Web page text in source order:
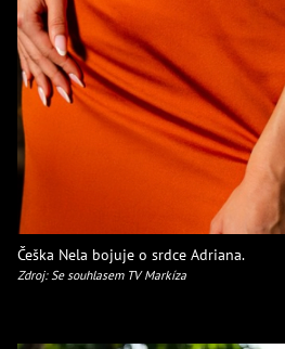
Češka Nela bojuje o srdce Adriana.
Zdroj: Se souhlasem TV Markíza